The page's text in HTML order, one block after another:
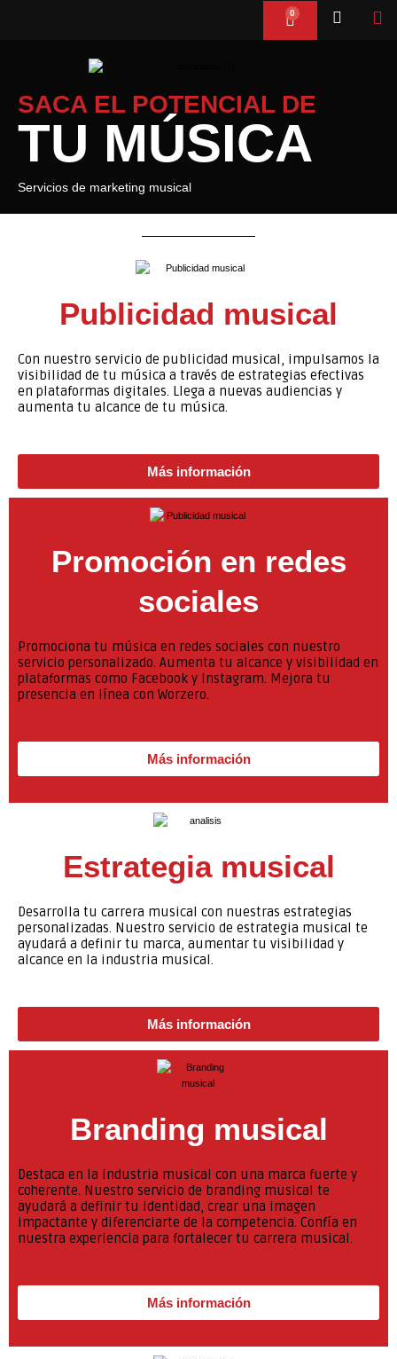
0
Cart
SACA EL POTENCIAL DE
TU MÚSICA
Servicios de marketing musical
Publicidad musical
Con nuestro servicio de publicidad musical, impulsamos la
visibilidad de tu música a través de estrategias efectivas
en plataformas digitales. Llega a nuevas audiencias y
aumenta tu alcance de tu música.
Más información
Promoción en redes
sociales
Promociona tu música en redes sociales con nuestro
servicio personalizado. Aumenta tu alcance y visibilidad en
plataformas como Facebook y Instagram. Mejora tu
presencia en línea con Worzero.
Más información
Estrategia musical
Desarrolla tu carrera musical con nuestras estrategias
personalizadas. Nuestro servicio de estrategia musical te
ayudará a definir tu marca, aumentar tu visibilidad y
alcance en la industria musical.
Más información
Branding musical
Destaca en la industria musical con una marca fuerte y
coherente. Nuestro servicio de branding musical te
ayudará a definir tu identidad, crear una imagen
impactante y diferenciarte de la competencia. Confía en
nuestra experiencia para fortalecer tu carrera musical.
Más información